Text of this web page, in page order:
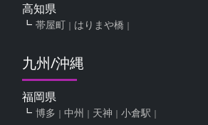
高知県
帯屋町 はりまや橋
九州/沖縄
福岡県
博多 中州 天神 小倉駅